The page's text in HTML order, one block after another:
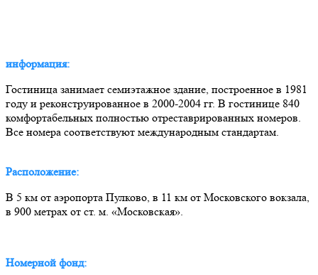
информация:
Гостиница занимает семиэтажное здание, построенное в 1981
году и реконструированное в 2000-2004 гг. В гостинице 840
комфортабельных полностью отреставрированных номеров.
Все номера соответствуют международным стандартам.
Расположение:
В 5 км от аэропорта Пулково, в 11 км от Московского вокзала,
в 900 метрах от ст. м. «Московская».
Номерной фонд: